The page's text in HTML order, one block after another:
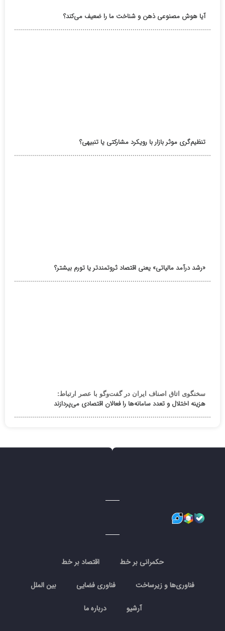
آیا هوش مصنوعی ذهن و شناخت ما را ضعیف می‌کند؟
تنظیم‌گری موثر بازار با رویکرد مشارکتی یا تنبیهی؟
«رشد درآمد مالیاتی» یعنی اقتصاد ثروتمندتر یا تورم بیشتر؟
سخنگوی اتاق اصناف ایران در گفت‌وگو با عصر ارتباط:
هزینه اختلال و تعدد سامانه‌ها را فعالان اقتصادی می‌پردازند
حکمرانی بر خط اقتصاد بر خط
فناوری‌ها و زیرساخت فناوری فضایی بین الملل
آرشیو درباره ما